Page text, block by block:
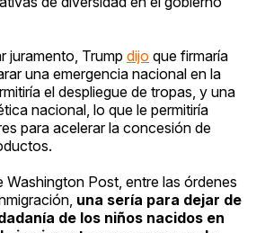
juramento, Trump dijo que firmaría
una emergencia nacional en la
el despliegue de tropas, y una
nacional, lo que le permitiría
para acelerar la concesión de
Washington Post, entre las órdenes
una sería para dejar de
de los niños nacidos en